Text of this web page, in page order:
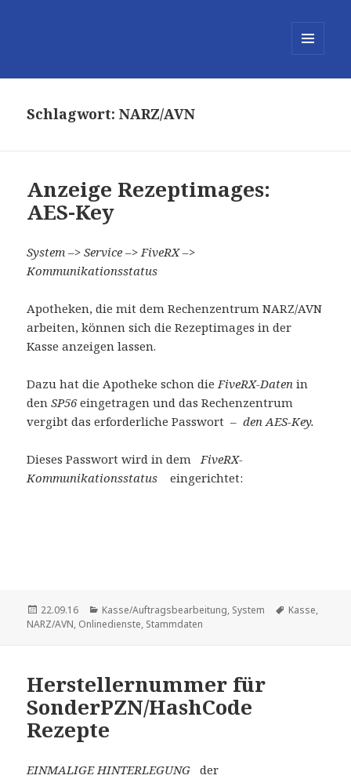
Schlagwort:NARZ/AVN
Anzeige Rezeptimages:
AES-Key
System –> Service –> FiveRX –>
Kommunikationsstatus
Apotheken, die mit dem Rechenzentrum NARZ/AVN
arbeiten, können sich die Rezeptimages in der
Kasse anzeigen lassen.
Dazu hat die Apotheke schon dieFiveRX-Daten in
denSP56eingetragen und das Rechenzentrum
vergibt das erforderliche Passwort – den AES-Key.
Dieses Passwort wird in dem FiveRX-
Kommunikationsstatus eingerichtet:
Veröffentlicht
am
22.09.16 Kategorien
Kasse/Auftragsbearbeitung, System Schlagwörter
Kasse,
NARZ/AVN, Onlinedienste, Stammdaten
Herstellernummer für
SonderPZN/HashCode
Rezepte
EINMALIGE HINTERLEGUNG der